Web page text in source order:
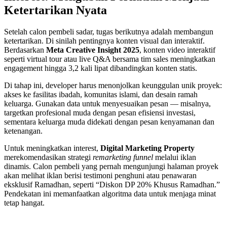
Ketertarikan Nyata
Setelah calon pembeli sadar, tugas berikutnya adalah membangun
ketertarikan. Di sinilah pentingnya konten visual dan interaktif.
Berdasarkan Meta Creative Insight 2025, konten video interaktif
seperti virtual tour atau live Q&A bersama tim sales meningkatkan
engagement hingga 3,2 kali lipat dibandingkan konten statis.
Di tahap ini, developer harus menonjolkan keunggulan unik proyek:
akses ke fasilitas ibadah, komunitas islami, dan desain ramah
keluarga. Gunakan data untuk menyesuaikan pesan — misalnya,
targetkan profesional muda dengan pesan efisiensi investasi,
sementara keluarga muda didekati dengan pesan kenyamanan dan
ketenangan.
Untuk meningkatkan interest, Digital Marketing Property
merekomendasikan strategi remarketing funnel melalui iklan
dinamis. Calon pembeli yang pernah mengunjungi halaman proyek
akan melihat iklan berisi testimoni penghuni atau penawaran
eksklusif Ramadhan, seperti “Diskon DP 20% Khusus Ramadhan.”
Pendekatan ini memanfaatkan algoritma data untuk menjaga minat
tetap hangat.